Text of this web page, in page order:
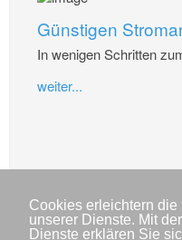
Cookies erleichtern die
unserer Dienste. Mit
Dienste erklären Sie
Günstigen
In wenigen Schritten
weiter...